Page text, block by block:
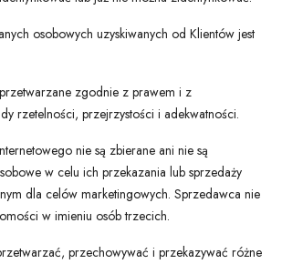
osobowych uzyskiwanych od Klientów jest
zgodnie z prawem i z
rzetelności, przejrzystości i adekwatności.
nie są zbierane ani nie są
w celu ich przekazania lub sprzedaży
dla celów marketingowych. Sprzedawca nie
w imieniu osób trzecich.
przechowywać i przekazywać różne